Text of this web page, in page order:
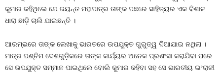
କୁମାର କହିଥିଲେ ଯେ ଜୟନ୍ତ ମହାପାତ୍ର ତାଙ୍କ ପଛରେ ସାହିତ୍ୟର ଏକ ବିଶାଳ
ଧାରା ଛାଡ଼ି ଚାଲି ଯାଇଛନ୍ତି ।
ଆରମ୍ଭରେ ତାଙ୍କ ଲେଖାକୁ ଭାରତରେ ଉପଯୁକ୍ତ ଗୁରୁତ୍ୱ ଦିଆଯାଇ ନଥିଲା ।
ମାତ୍ର ପଶ୍ଚିମ ଦେଶଗୁଡ଼ିକରେ ତାଙ୍କ କାର୍ଯ୍ୟର ଅନେକ ପ୍ରଶଂସା କରାଯିବା ପରେ
ସେ ଉପଯୁକ୍ତ ସମ୍ମାନ ପାଇଥିଲେ ବୋଲି କୁମାର କହିବା ସହ ସେ ଭାରତୀୟ ଇଂରାଜୀ